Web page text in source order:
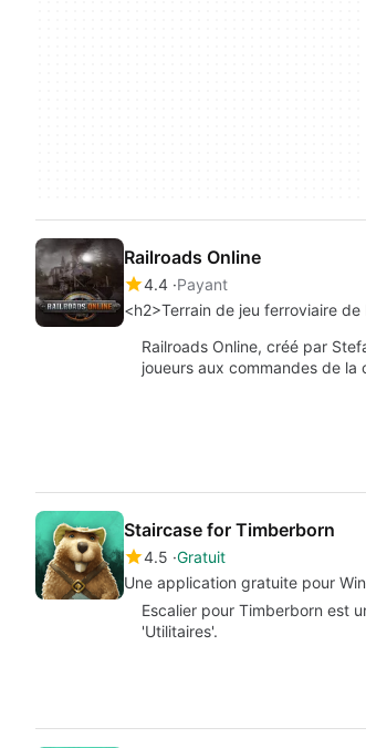
Railroads Online
4.4 Payant
<h2>Terrain de jeu ferroviaire
Railroads Online, créé par
joueurs aux commandes de
Staircase for Timberborn
4.5 Gratuit
Une application gratuite pour
Escalier pour Timberborn est
'Utilitaires'.